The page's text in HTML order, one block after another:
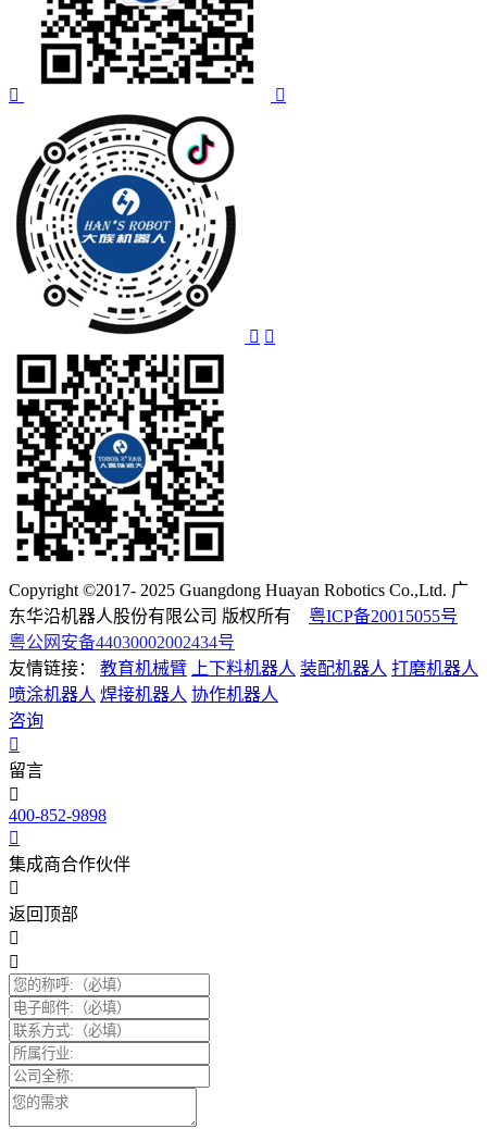
Copyright ©2017- 2025 Guangdong Huayan Robotics Co.,Ltd. 广
东华沿机器人股份有限公司 版权所有 粤ICP备20015055号
粤公网安备44030002002434号
友情链接：
教育机械臂 上下料机器人 装配机器人 打磨机器人
喷涂机器人 焊接机器人 协作机器人
咨询
留言
400-852-9898
集成商合作伙伴
返回顶部